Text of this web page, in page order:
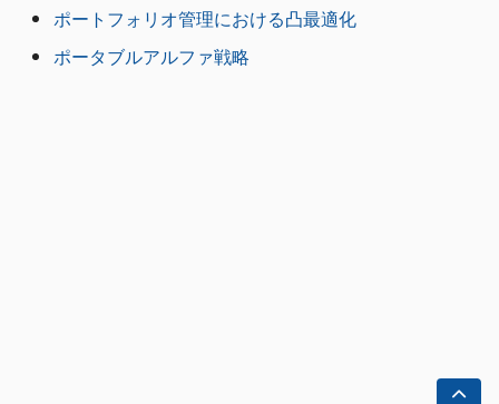
ポートフォリオ管理における凸最適化
ポータブルアルファ戦略